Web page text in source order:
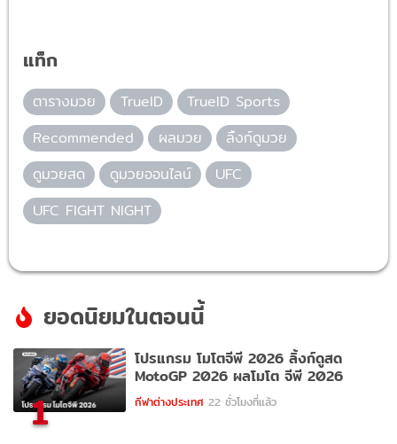
แท็ก
ตารางมวย TrueID
TrueID Sports
Recommended
ผลมวย
ลิ้งก์ดูมวย
ดูมวยสด
ดูมวยออนไลน์
UFC
UFC FIGHT NIGHT
ยอดนิยมในตอนนี้
1
โปรแกรม โมโตจีพี 2026 ลิ้งก์ดูสด
MotoGP 2026 ผลโมโต จีพี 2026
กีฬาต่างประเทศ 22 ชั่วโมงที่แล้ว